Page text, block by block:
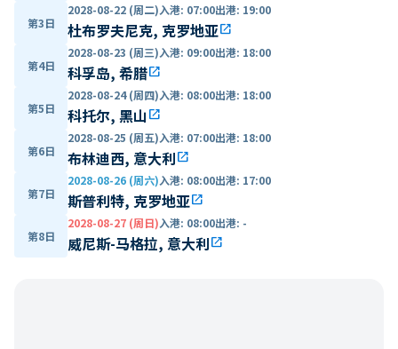
第3日
2028-08-22 (周二)入港: 07:00出港: 19:00
杜布罗夫尼克, 克罗地亚open_in_new
第4日
2028-08-23 (周三)入港: 09:00出港: 18:00
科孚岛, 希腊open_in_new
第5日
2028-08-24 (周四)入港: 08:00出港: 18:00
科托尔, 黑山 open_in_new
第6日
2028-08-25 (周五)入港: 07:00出港: 18:00
布林迪西, 意大利open_in_new
第7日
2028-08-26 (周六)入港: 08:00出港: 17:00
斯普利特, 克罗地亚open_in_new
第8日
2028-08-27 (周日)入港: 08:00出港: -
威尼斯-马格拉, 意大利open_in_new